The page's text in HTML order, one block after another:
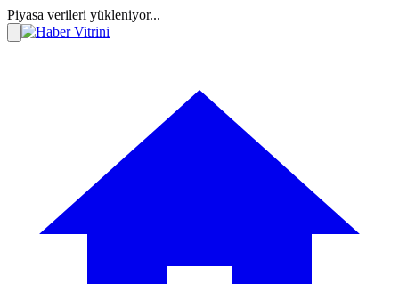
Piyasa verileri yükleniyor...